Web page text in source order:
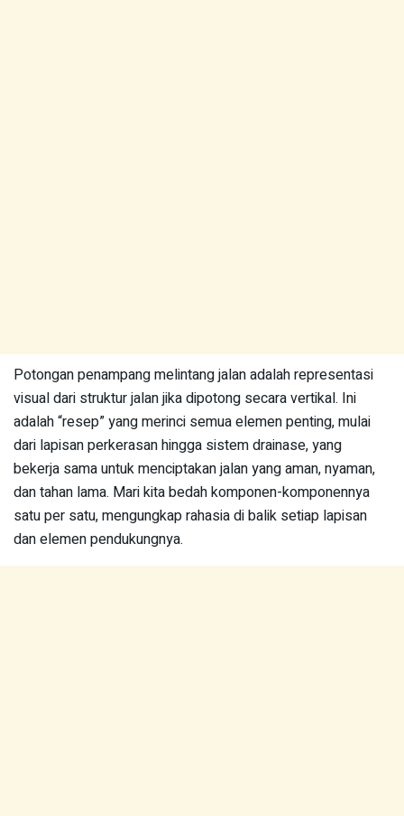
Potongan penampang melintang jalan adalah representasi
visual dari struktur jalan jika dipotong secara vertikal. Ini
adalah “resep” yang merinci semua elemen penting, mulai
dari lapisan perkerasan hingga sistem drainase, yang
bekerja sama untuk menciptakan jalan yang aman, nyaman,
dan tahan lama. Mari kita bedah komponen-komponennya
satu per satu, mengungkap rahasia di balik setiap lapisan
dan elemen pendukungnya.